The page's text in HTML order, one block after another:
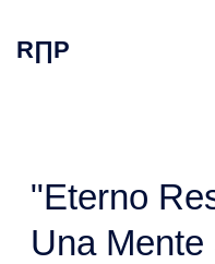
R∏P
"Eterno
Una Mente